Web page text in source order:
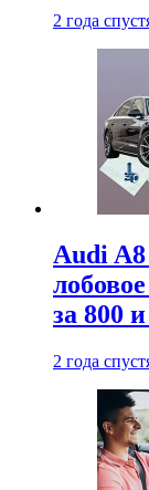
2 года
Audi
за 800
2 года